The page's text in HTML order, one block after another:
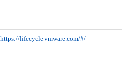
https://lifecycle.vmware.com/#/